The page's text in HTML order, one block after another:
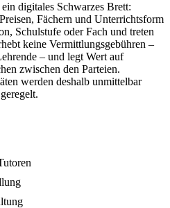
digitales Schwarzes Brett:
Fächern und Unterrichtsform
Schulstufe oder Fach und treten
keine Vermittlungsgebühren –
– und legt Wert auf
zwischen den Parteien.
werden deshalb unmittelbar